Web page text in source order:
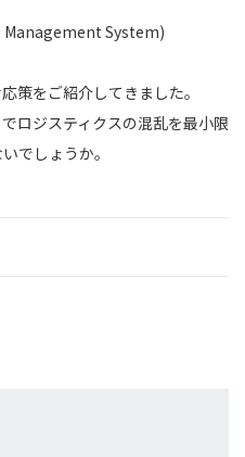
System)
策をご紹介してきました。
ロジスティクスの混乱を最小限
でしょうか。